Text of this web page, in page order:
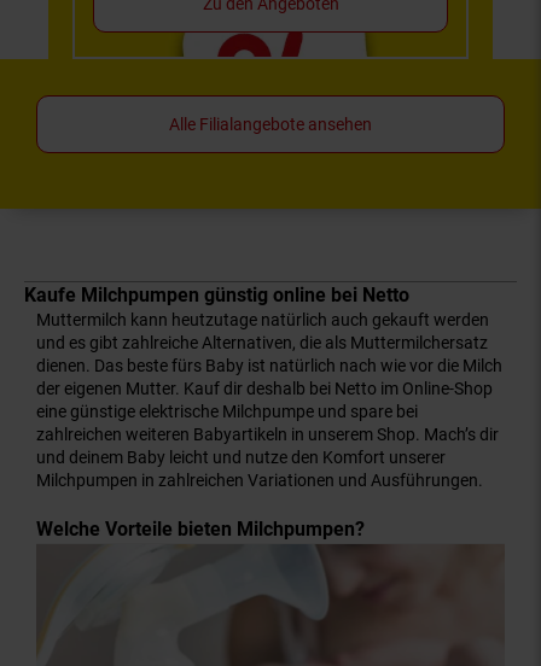
Alle Filialangebote ansehen
Kaufe Milchpumpen günstig online bei Netto
Muttermilch kann heutzutage natürlich auch gekauft werden
und es gibt zahlreiche Alternativen, die als Muttermilchersatz
dienen. Das beste fürs Baby ist natürlich nach wie vor die Milch
der eigenen Mutter. Kauf dir deshalb bei Netto im Online-Shop
eine günstige elektrische Milchpumpe und spare bei
zahlreichen weiteren Babyartikeln in unserem Shop. Mach’s dir
und deinem Baby leicht und nutze den Komfort unserer
Milchpumpen in zahlreichen Variationen und Ausführungen.
Welche Vorteile bieten Milchpumpen?